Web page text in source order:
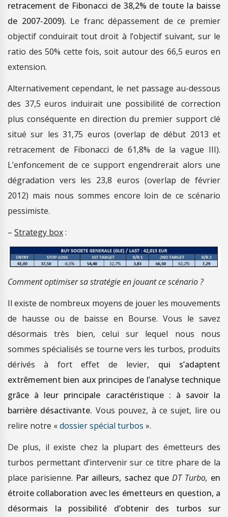
retracement de Fibonacci de 38,2% de toute la baisse
de 2007-2009). Le franc dépassement de ce premier
objectif conduirait tout droit à l’objectif suivant, sur le
ratio des 50% cette fois, soit autour des 66,5 euros en
extension.
Alternativement cependant, le net passage au-dessous
des 37,5 euros induirait une possibilité de correction
plus conséquente en direction du premier support clé
situé sur les 31,75 euros (overlap de début 2013 et
retracement de Fibonacci de 61,8% de la vague III).
L’enfoncement de ce support engendrerait alors une
dégradation vers les 23,8 euros (overlap de février
2012) mais nous sommes encore loin de ce scénario
pessimiste.
– Strategy box:
Comment optimiser sa stratégie en jouant ce scénario ?
Il existe de nombreux moyens de jouer les mouvements
de hausse ou de baisse en Bourse. Vous le savez
désormais très bien, celui sur lequel nous nous
sommes spécialisés se tourne vers les turbos, produits
dérivés à fort effet de levier, qui s’adaptent
extrêmement bien aux principes de l’analyse technique
grâce à leur principale caractéristique : à savoir la
barrière désactivante. Vous pouvez, à ce sujet, lire ou
relire notre «dossier spécial turbos ».
De plus, il existe chez la plupart des émetteurs des
turbos permettant d’intervenir sur ce titre phare de la
place parisienne. Par ailleurs, sachez que DT Turbo, en
étroite collaboration avec les émetteurs en question, a
désormais la possibilité d’obtenir des turbos sur